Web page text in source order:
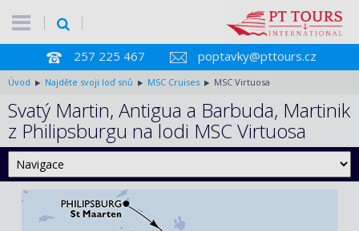
257 225 467 poptavky@pttours.cz
Úvod Najděte svoji loď snů MSC Cruises MSC Virtuosa
Svatý Martin, Antigua a Barbuda, Martinik
z Philipsburgu na lodi MSC Virtuosa